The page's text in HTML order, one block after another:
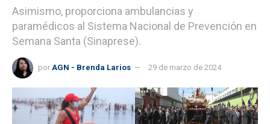
Asimismo, proporciona ambulancias y
paramédicos al Sistema Nacional de Prevención en
Semana Santa (Sinaprese).
por AGN - Brenda Larios 29 de marzo de 2024